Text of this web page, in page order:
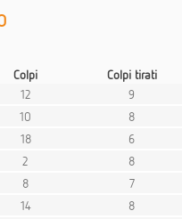
Colpi
Colpi tirati
12
9
10
8
18
6
2
8
8
7
14
8